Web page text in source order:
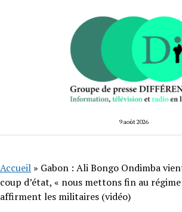
9 août 2026
Accueil » Gabon : Ali Bongo Ondimba
coup d’état, « nous mettons fin au
affirment les militaires (vidéo)